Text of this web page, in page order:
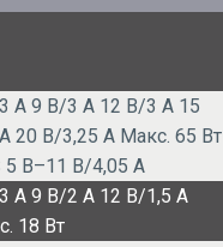
А 9 В/3 А 12 В/3 А 15
20 В/3,25 А Макс. 65 Вт
5 В–11 В/4,05 А
А 9 В/2 А 12 В/1,5 А
18 Вт